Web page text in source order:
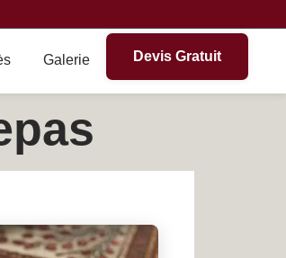
Galerie Devis Gratuit